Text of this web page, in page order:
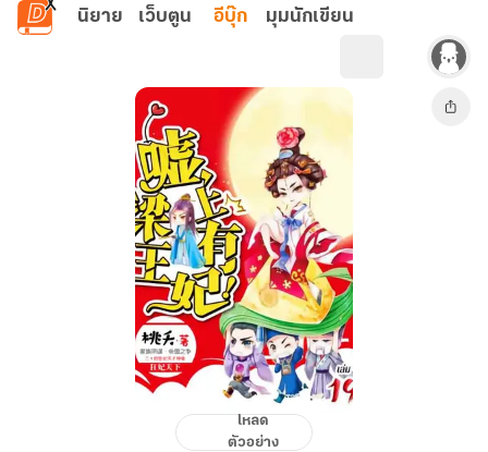
ข้ามไปยังเนื้อหาหลัก
นิยาย เว็บตูน อีบุ๊ก มุมนักเขียน
โหลด
ตัวอย่าง